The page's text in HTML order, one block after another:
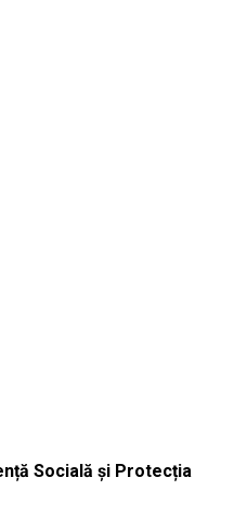
Socială și Protecția